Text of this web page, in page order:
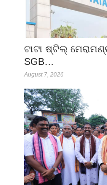
ଟାଟା ଷ୍ଟିଲ୍
SGB…
August 7, 2026